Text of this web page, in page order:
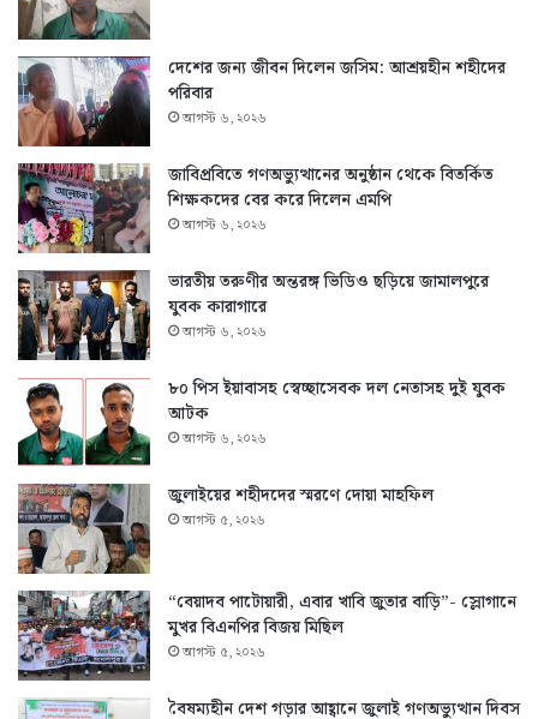
দেশের জন্য জীবন দিলেন জসিম: আশ্রয়হীন শহীদের
পরিবার
আগস্ট ৬, ২০২৬
জাবিপ্রবিতে গণঅভ্যুত্থানের অনুষ্ঠান থেকে বিতর্কিত
শিক্ষকদের বের করে দিলেন এমপি
আগস্ট ৬, ২০২৬
ভারতীয় তরুণীর অন্তরঙ্গ ভিডিও ছড়িয়ে জামালপুরে
যুবক কারাগারে
আগস্ট ৬, ২০২৬
৮০ পিস ইয়াবাসহ স্বেচ্ছাসেবক দল নেতাসহ দুই যুবক
আটক
আগস্ট ৬, ২০২৬
জুলাইয়ের শহীদদের স্মরণে দোয়া মাহফিল
আগস্ট ৫, ২০২৬
“বেয়াদব পাটোয়ারী, এবার খাবি জুতার বাড়ি”- স্লোগানে
মুখর বিএনপির বিজয় মিছিল
আগস্ট ৫, ২০২৬
বৈষম্যহীন দেশ গড়ার আহ্বানে জুলাই গণঅভ্যুত্থান দিবস